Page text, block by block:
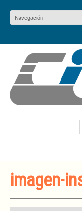
imagen-